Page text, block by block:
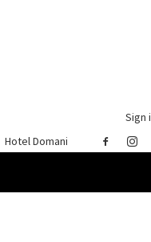
Sign
Hotel Domani